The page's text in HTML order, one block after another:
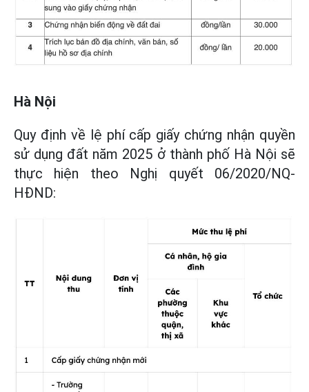
Hà Nội
Quy định về lệ phí cấp giấy chứng nhận quyền
sử dụng đất năm 2025 ở thành phố Hà Nội sẽ
thực hiện theo Nghị quyết 06/2020/NQ-
HĐND: